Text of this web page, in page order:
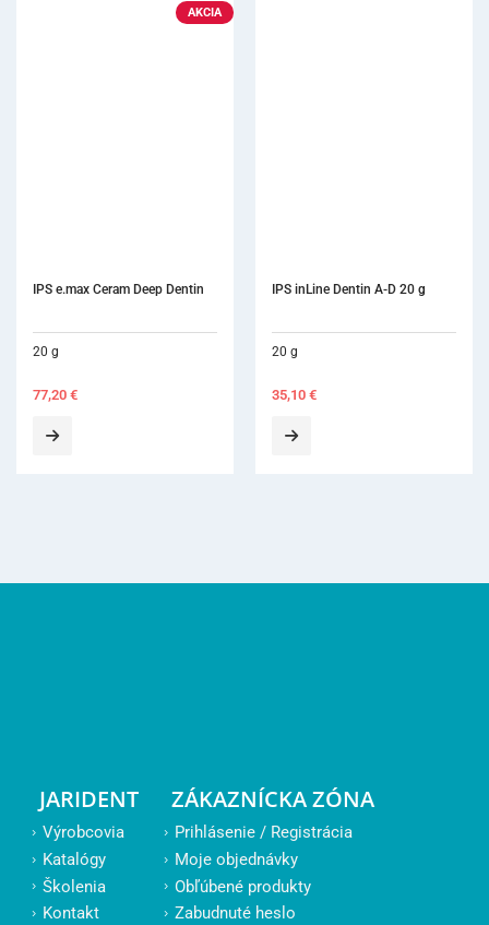
IPS inLine Dentin A-D 20 g
20 g
35,10
IPS Style Ceram Add-On
20 g
61,00
JARIDENT
Výrobcovia
Katalógy
Školenia
Kontakt
ZÁKAZNÍCKA ZÓNA
Prihlásenie / Registrácia
Moje objednávky
Obľúbené produkty
Zabudnuté heslo